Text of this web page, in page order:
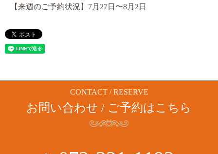
【来週のご予約状況】7月27日〜8月2日
CONTACT / RESERVE
お問い合わせ / ご予約はこちら